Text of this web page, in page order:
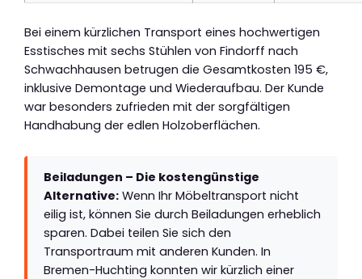
Bei einem kürzlichen Transport eines hochwertigen
Esstisches mit sechs Stühlen von Findorff nach
Schwachhausen betrugen die Gesamtkosten 195 €,
inklusive Demontage und Wiederaufbau. Der Kunde
war besonders zufrieden mit der sorgfältigen
Handhabung der edlen Holzoberflächen.
Beiladungen – Die kostengünstige
Alternative: Wenn Ihr Möbeltransport nicht
eilig ist, können Sie durch Beiladungen erheblich
sparen. Dabei teilen Sie sich den
Transportraum mit anderen Kunden. In
Bremen-Huchting konnten wir kürzlich einer